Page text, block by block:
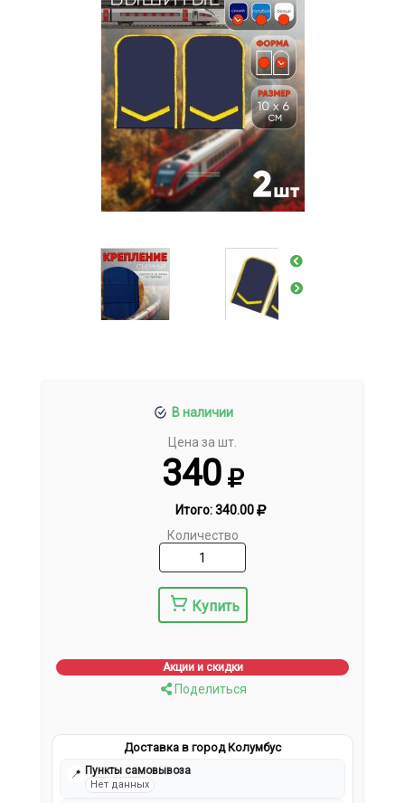
В наличии
Цена за шт.
340
Итого:340.00
Количество
Купить
Акции и скидки
Поделиться
Доставка в город Колумбус
📍 Пункты самовывоза
Нет данных